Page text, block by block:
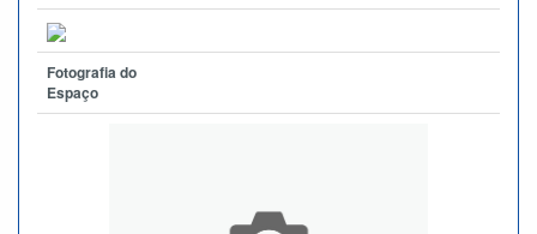
Fotografia do
Espaço